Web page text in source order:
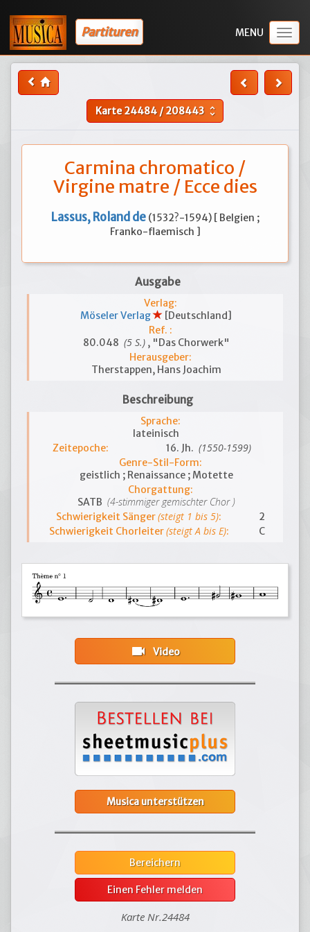
Partituren
Karte24484/208443 unfold_more
Carmina chromatico /
Virgine matre / Ecce dies
Lassus, Roland de (1532?-1594) [ Belgien ;
Franko-flaemisch ]
Ausgabe
Verlag:
Möseler Verlag
[Deutschland]
Ref. :
80.048 (5 S.), "Das Chorwerk"
Herausgeber:
Therstappen, Hans Joachim
Beschreibung
Sprache:
lateinisch
Zeitepoche:
16. Jh. (1550-1599)
Genre-Stil-Form:
geistlich ; Renaissance ; Motette
Chorgattung:
SATB (4-stimmiger gemischter Chor )
Schwierigkeit Sänger(steigt 1 bis 5):
2
Schwierigkeit Chorleiter(steigt A bis E): C
videocam Video
Musica unterstützen
Bereichern
Einen Fehler melden
Karte Nr.24484